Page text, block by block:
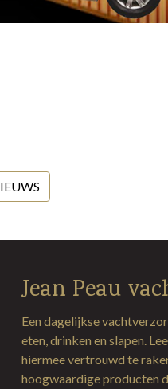
Jean Peau
Een dagelijkse
eten, drinken en slapen.
hiermee vertrouwd te
hoogwaardige producten